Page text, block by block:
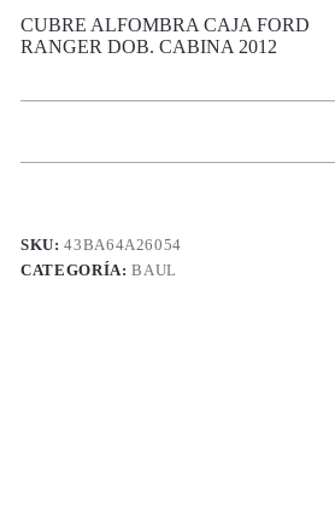
CUBRE ALFOMBRA CAJA FORD
RANGER DOB. CABINA 2012
SKU:43BA64A26054
CATEGORÍA:BAUL